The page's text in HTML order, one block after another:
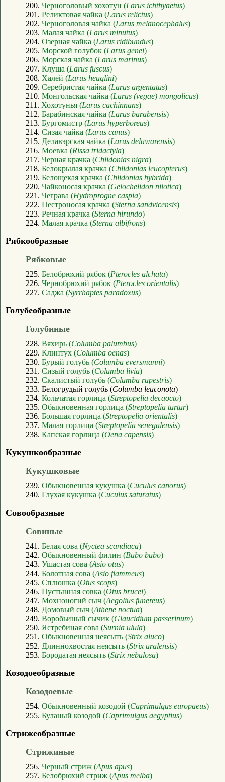
200. Черноголовый хохотун (Larus ichthyaetus)
201. Реликтовая чайка (Larus relictus)
202. Черноголовая чайка (Larus melanocephalus)
203. Малая чайка (Larus minutus)
204. Озерная чайка (Larus ridibundus)
205. Морской голубок (Larus genei)
206. Морская чайка (Larus marinus)
207. Клуша (Larus fuscus)
208. Халей (Larus heuglini)
209. Серебристая чайка (Larus argentatus)
210. Монгольская чайка (Larus (vegae) mongolicus)
211. Хохотунья (Larus cachinnans)
212. Барабинская чайка (Larus barabensis)
213. Бургомистр (Larus hyperboreus)
214. Сизая чайка (Larus canus)
215. Делавэрская чайка (Larus delawarensis)
216. Моевка (Rissa tridactyla)
217. Черная крачка (Chlidonias nigra)
218. Белокрылая крачка (Chlidonias leucopterus)
219. Белощекая крачка (Chlidonias hybrida)
220. Чайконосая крачка (Gelochelidon nilotica)
221. Чеграва (Hydroprogne caspia)
222. Пестроносая крачка (Sterna sandvicensis)
223. Речная крачка (Sterna hirundo)
224. Малая крачка (Sterna albifrons)
Рябкообразные
Рябковые
225. Белобрюхий рябок (Pterocles alchata)
226. Чернобрюхий рябок (Pterocles orientalis)
227. Саджа (Syrrhaptes paradoxus)
Голубеобразные
Голубиные
228. Вяхирь (Columba palumbus)
229. Клинтух (Columba oenas)
230. Бурый голубь (Columba eversmanni)
231. Сизый голубь (Columba livia)
232. Скалистый голубь (Columba rupestris)
233. Белогрудый голубь (Columba leuconota)
234. Кольчатая горлица (Streptopelia decaocto)
235. Обыкновенная горлица (Streptopelia turtur)
236. Большая горлица (Streptopelia orientalis)
237. Малая горлица (Streptopelia senegalensis)
238. Капская горлица (Oena capensis)
Кукушкообразные
Кукушковые
239. Обыкновенная кукушка (Cuculus canorus)
240. Глухая кукушка (Cuculus saturatus)
Совообразные
Совиные
241. Белая сова (Nyctea scandiaca)
242. Обыкновенный филин (Bubo bubo)
243. Ушастая сова (Asio otus)
244. Болотная сова (Asio flammeus)
245. Сплюшка (Otus scops)
246. Пустынная совка (Otus brucei)
247. Мохноногий сыч (Aegolius funereus)
248. Домовый сыч (Athene noctua)
249. Воробьиный сычик (Glaucidium passerinum)
250. Ястребиная сова (Surnia ulula)
251. Обыкновенная неясыть (Strix aluco)
252. Длиннохвостая неясыть (Strix uralensis)
253. Бородатая неясыть (Strix nebulosa)
Козодоеобразные
Козодоевые
254. Обыкновенный козодой (Caprimulgus europaeus)
255. Буланый козодой (Caprimulgus aegyptius)
Стрижеобразные
Стрижиные
256. Черный стриж (Apus apus)
257. Белобрюхий стриж (Apus melba)